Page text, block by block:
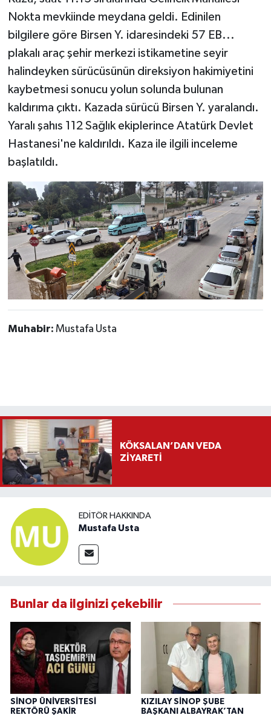
Nokta mevkiinde meydana geldi. Edinilen
bilgilere göre Birsen Y. idaresindeki 57 EB...
plakalı araç şehir merkezi istikametine seyir
halindeyken sürücüsünün direksiyon hakimiyetini
kaybetmesi sonucu yolun solunda bulunan
kaldırıma çıktı. Kazada sürücü Birsen Y. yaralandı.
Yaralı şahıs 112 Sağlık ekiplerince Atatürk Devlet
Hastanesi'ne kaldırıldı. Kaza ile ilgili inceleme
başlatıldı.
Muhabir: Mustafa Usta
KÖKSALAN’DAN VEDA
ZİYARETİ
EDITÖR HAKKINDA
Mustafa Usta
Bunlar da ilginizi çekebilir
SİNOP ÜNİVERSİTESİ
REKTÖRÜ ŞAKİR
KIZILAY SİNOP ŞUBE
BAŞKANI ALBAYRAK’TAN